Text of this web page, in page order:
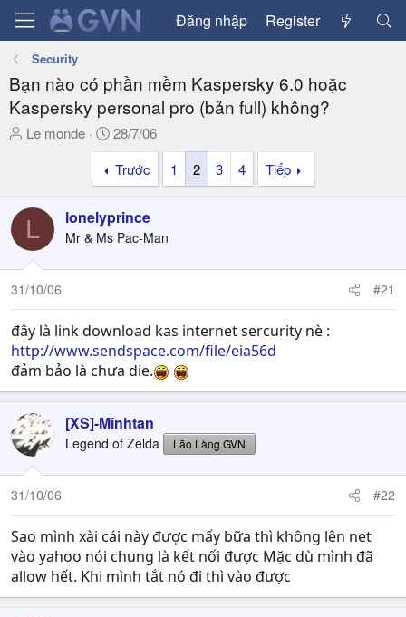
Đăng nhập Register
Security
Bạn nào có phần mềm Kaspersky 6.0 hoặc
Kaspersky personal pro (bản full) không?
T
a
s
t
a
t
e
r
Le monde
N
g
à
y
ử
i
28/7/06
Trước
1 2 3 4 Tiếp
L lonelyprince
Mr & Ms Pac-Man
31/10/06 #21
đây là link download kas internet sercurity nè :
http://www.sendspace.com/file/eia56d
đảm bảo là chưa die.
[XS]-Minhtan
Legend of Zelda Lão Làng GVN
31/10/06 #22
Sao mình xài cái này được mấy bữa thì không lên net
vào yahoo nói chung là kết nối được Mặc dù mình đã
allow hết. Khi mình tắt nó đi thì vào được